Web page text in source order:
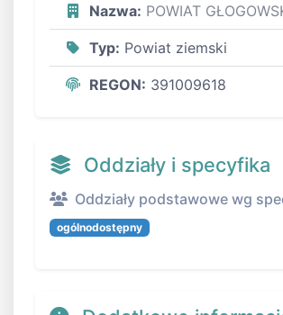
Nazwa: POWIAT
Typ: Powiat ziemski
REGON: 391009618
Oddziały i specyfika
Oddziały podstawowe wg
ogólnodostępny